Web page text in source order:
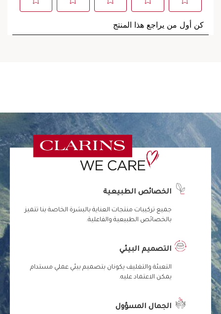
الخصائص الطبيعية
جميع تركيبات منتجات العناية بالبشرة الخاصة بنا تتميز
بالخصائص الطبيعية والفاعلية.
التصميم البيئي
التعبئة والتغليف يكونان بتصميم بيئي عملي مستدام
يمكن الاعتماد عليه.
الجمال المسؤول